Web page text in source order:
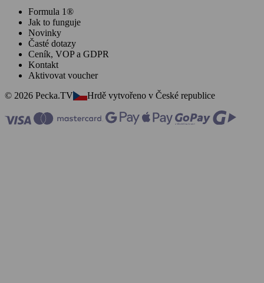
Formula 1®
Jak to funguje
Novinky
Časté dotazy
Ceník, VOP a GDPR
Kontakt
Aktivovat voucher
© 2026 Pecka.TV
Hrdě vytvořeno v České republice